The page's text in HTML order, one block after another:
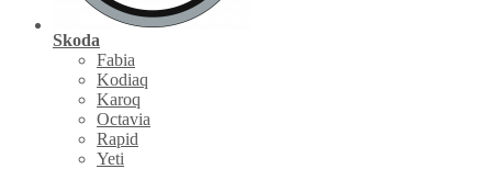
Skoda
Fabia
Kodiaq
Karoq
Octavia
Rapid
Yeti